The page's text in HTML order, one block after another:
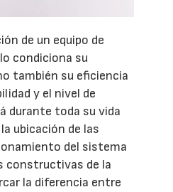
de un equipo de
condiciona su
también su eficiencia
y el nivel de
durante toda su vida
ubicación de las
del sistema
constructivas de la
la diferencia entre